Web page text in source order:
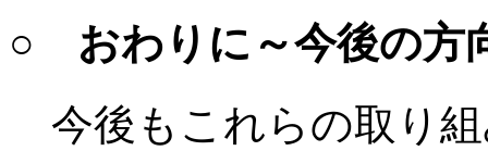
○ おわりに～今後の方
今後もこれらの取り